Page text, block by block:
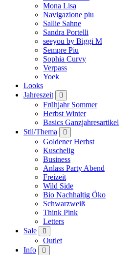
Mona Lisa
Navigazione piu
Sallie Sahne
Sandra Portelli
seeyou by Biggi M
Sempre Piu
Sophia Curvy
Verpass
Yoek
Looks
Jahreszeit
Frühjahr Sommer
Herbst Winter
Basics Ganzjahresartikel
Stil/Thema
Goldener Herbst
Kuschelig
Business
Anlass Party Abend
Freizeit
Wild Side
Bio Nachhaltig Öko
Schwarzweiß
Think Pink
Letters
Sale
Outlet
Info